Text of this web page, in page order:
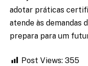
adotar práticas
atende às demandas
prepara para um
Post Views: 355